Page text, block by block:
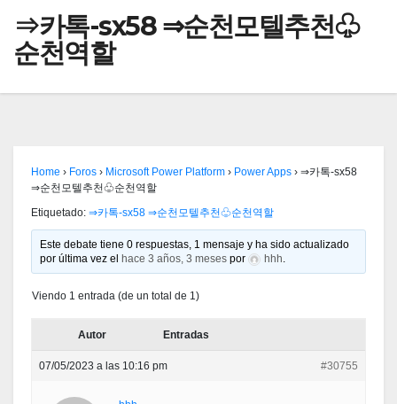
⇒카톡-sx58 ⇒순천모텔추천♧
순천역할
Home › Foros › Microsoft Power Platform › Power Apps › ⇒카톡-sx58
⇒순천모텔추천♧순천역할
Etiquetado: ⇒카톡-sx58 ⇒순천모텔추천♧순천역할
Este debate tiene 0 respuestas, 1 mensaje y ha sido actualizado
por última vez el
hace 3 años, 3 meses por hhh.
Viendo 1 entrada (de un total de 1)
Autor Entradas
07/05/2023 a las 10:16 pm #30755